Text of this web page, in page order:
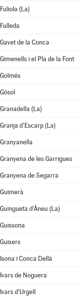
Fuliola (La)
Fulleda
Gavet de la Conca
Gimenells i el Pla de la Font
Golmés
Gósol
Granadella (La)
Granja d'Escarp (La)
Granyanella
Granyena de les Garrigues
Granyena de Segarra
Guimerà
Guingueta d'Àneu (La)
Guissona
Guixers
Isona i Conca Dellà
Ivars de Noguera
Ivars d'Urgell